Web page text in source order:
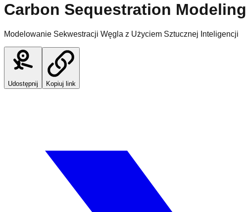
Carbon Sequestration Modeling
Modelowanie Sekwestracji Węgla z Użyciem Sztucznej Inteligencji
Udostępnij Kopiuj link